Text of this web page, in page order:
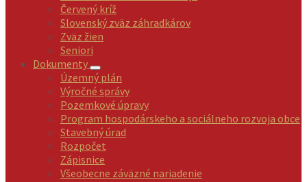
Červený kríž
Slovenský zväz záhradkárov
Zväz žien
Seniori
Dokumenty
Územný plán
Výročné správy
Pozemkové úpravy
Program hospodárskeho a sociálneho rozvoja obce
Stavebný úrad
Rozpočet
Zápisnice
Všeobecne záväzné nariadenie